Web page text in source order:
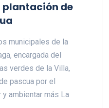
plantación de
municipales de la
encargada del
verdes de la Villa,
pascua por el
y ambientar más La